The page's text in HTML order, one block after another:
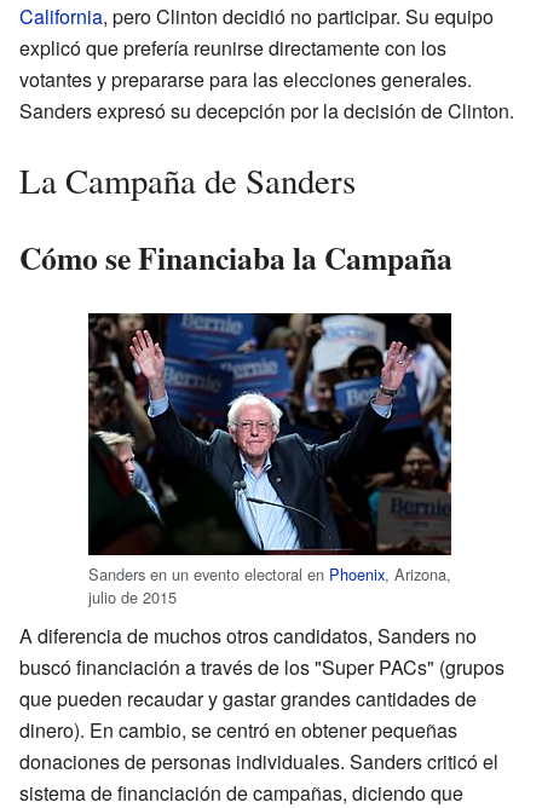
California, pero Clinton decidió no participar. Su equipo
explicó que prefería reunirse directamente con los
votantes y prepararse para las elecciones generales.
Sanders expresó su decepción por la decisión de Clinton.
La Campaña de Sanders
Cómo se Financiaba la Campaña
Sanders en un evento electoral en Phoenix, Arizona,
julio de 2015
A diferencia de muchos otros candidatos, Sanders no
buscó financiación a través de los "Super PACs" (grupos
que pueden recaudar y gastar grandes cantidades de
dinero). En cambio, se centró en obtener pequeñas
donaciones de personas individuales. Sanders criticó el
sistema de financiación de campañas, diciendo que